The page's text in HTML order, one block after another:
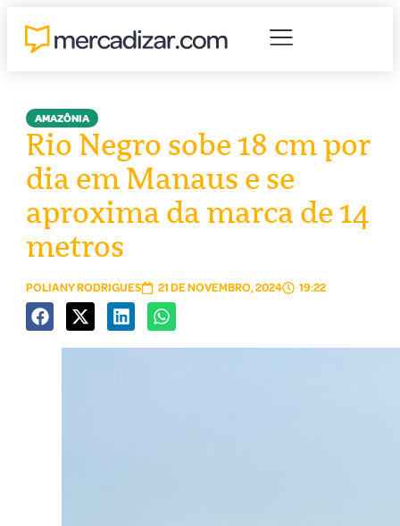
AMAZÔNIA
Rio Negro sobe 18 cm por
dia em Manaus e se
aproxima da marca de 14
metros
POLIANY RODRIGUES 21 DE NOVEMBRO, 2024 19:22